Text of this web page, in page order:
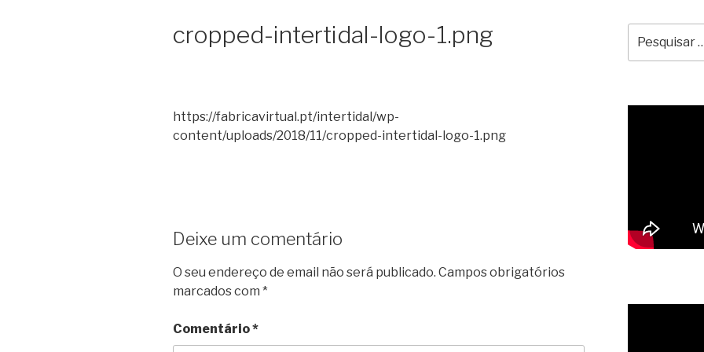
cropped-intertidal-logo-1.png
https://fabricavirtual.pt/intertidal/wp-
content/uploads/2018/11/cropped-intertidal-logo-1.png
Deixe um comentário
O seu endereço de email não será publicado. Campos obrigatórios
marcados com *
Comentário*
por: